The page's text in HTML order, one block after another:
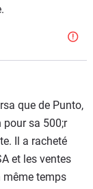
elle
à démarrer
le voit, il
de Nissan
A noter que
à égalité
?
que de Punto,
pour sa 500;r
Il a racheté
et les ventes
même temps